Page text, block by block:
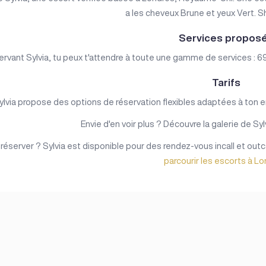
a les cheveux Brune et yeux Vert.
Services
Sylvia, tu peux t'attendre à toute une gamme de services :
Tarifs
propose des options de réservation flexibles adaptées à ton
Envie d'en voir plus ? Découvre la galerie de
? Sylvia est disponible pour des rendez-vous incall et
parcourir les escorts à